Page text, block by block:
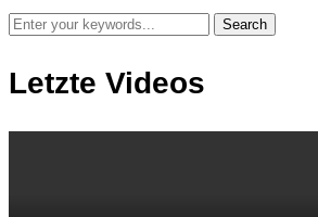
Letzte Videos